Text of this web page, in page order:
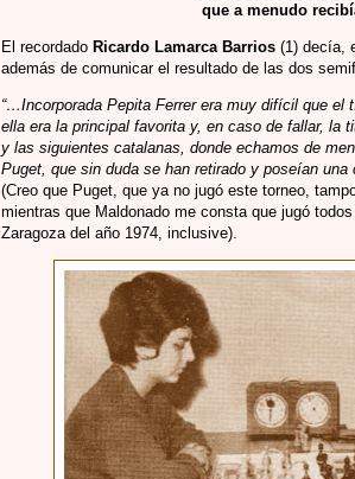
que a menudo
El recordado Ricardo Lamarca Barrios (1) decía,
además de comunicar el resultado de las dos
“…Incorporada Pepita Ferrer era muy difícil que el
ella era la principal favorita y, en caso de fallar, la
y las siguientes catalanas, donde echamos de
Puget, que sin duda se han retirado y poseían una
(Creo que Puget, que ya no jugó este torneo,
mientras que Maldonado me consta que jugó
Zaragoza del año 1974, inclusive).